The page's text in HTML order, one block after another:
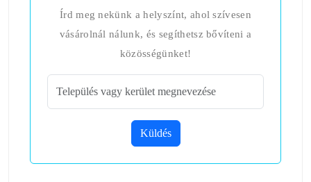
Írd meg nekünk a helyszínt, ahol szívesen
vásárolnál nálunk, és segíthetsz bővíteni a
közösségünket!
Küldés